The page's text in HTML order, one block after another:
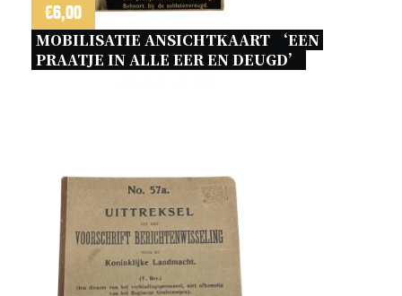
€6,00
MOBILISATIE ANSICHTKAART ‘EEN
PRAATJE IN ALLE EER EN DEUGD’